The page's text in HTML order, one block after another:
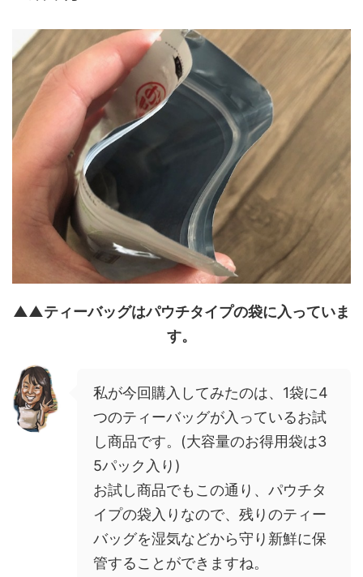
▲▲ティーバッグはパウチタイプの袋に入っていま
す。
私が今回購入してみたのは、1袋に4
つのティーバッグが入っているお試
し商品です。(大容量のお得用袋は3
5パック入り)
お試し商品でもこの通り、パウチタ
イプの袋入りなので、残りのティー
バッグを湿気などから守り新鮮に保
管することができますね。